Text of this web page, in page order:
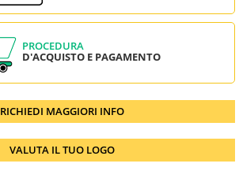
PROCEDURA
D'ACQUISTO E PAGAMENTO
RICHIEDI MAGGIORI INFO
VALUTA IL TUO LOGO